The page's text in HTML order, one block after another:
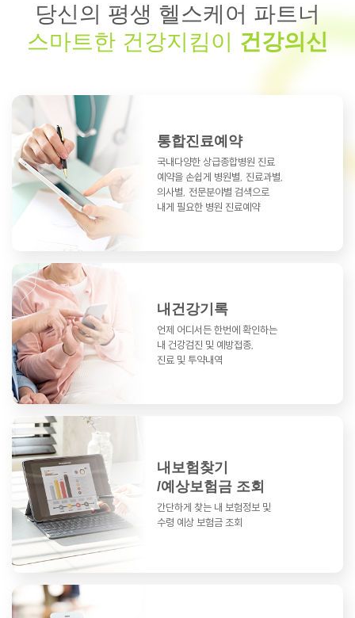
당신의 평생 헬스케어 파트너
스마트한 건강지킴이 건강의신
통합진료예약
국내다양한 상급종합병원 진료
예약을손쉽게 병원별, 진료과별,
의사별, 전문분야별 검색으로
내게 필요한 병원 진료예약
내건강기록
언제 어디서든 한번에 확인하는
내 건강검진 및 예방접종,
진료 및 투약내역
내보험찾기
/예상보험금 조회
간단하게 찾는 내 보험정보 및
수령 예상 보험금 조회